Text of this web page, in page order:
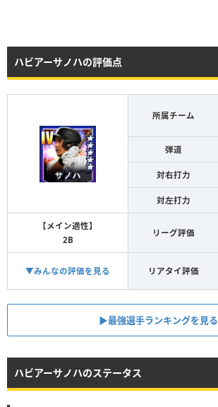
ハビアーサノハの評価点
所属チーム
弾道
対右打力
対左打力
【メイン適性】
2B
リーグ評価
▼みんなの評価を見る リアタイ評価
▶︎最強選手ランキングを見る
ハビアーサノハのステータス